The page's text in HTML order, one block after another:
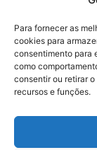
Para fornecer as
cookies para
consentimento para
como
consentir ou retirar
recursos e funções.
E-mail:
Telefone:
Rua do